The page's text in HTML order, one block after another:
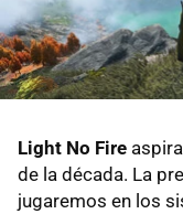
Light No Fire
de la década. La
jugaremos en los